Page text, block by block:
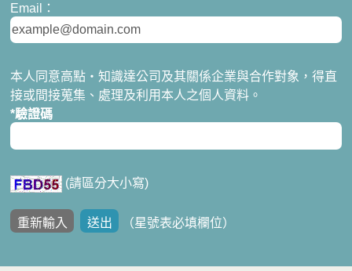
Email：
本人同意高點‧知識達公司及其關係企業與合作對象，得直
接或間接蒐集、處理及利用本人之個人資料。
*驗證碼
(請區分大小寫)
（星號表必填欄位）